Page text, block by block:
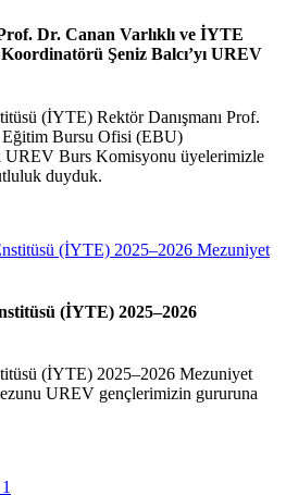
Dr. Canan Varlıklı ve İYTE
Şeniz Balcı’yı UREV
(İYTE) Rektör Danışmanı Prof.
Eğitim Bursu Ofisi (EBU)
UREV Burs Komisyonu üyelerimizle
duyduk.
(İYTE) 2025–2026
(İYTE) 2025–2026 Mezuniyet
UREV gençlerimizin gururuna